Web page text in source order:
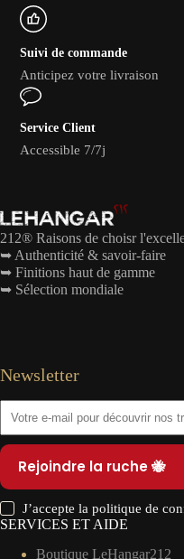
Suivi de commande
Anticipez votre livraison
Service Client
Accessible 7/7j
212® Raisons de choisr
➥ Authenticité & savoir-faire
➥ Finitions haut de gamme
➥ Sélection mondiale
Newsletter
Rejoindre la ruche 🐝
J’accepte lapolitique de
SERVICES ET AIDE
Boutique LeHangar212